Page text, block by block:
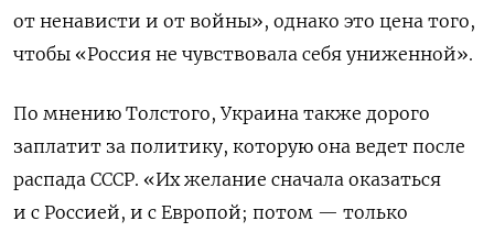
от ненависти и от войны», однако это цена того,
чтобы «Россия не чувствовала себя униженной».
По мнению Толстого, Украина также дорого
заплатит за политику, которую она ведет после
распада СССР. «Их желание сначала оказаться
и с Россией, и с Европой; потом — только